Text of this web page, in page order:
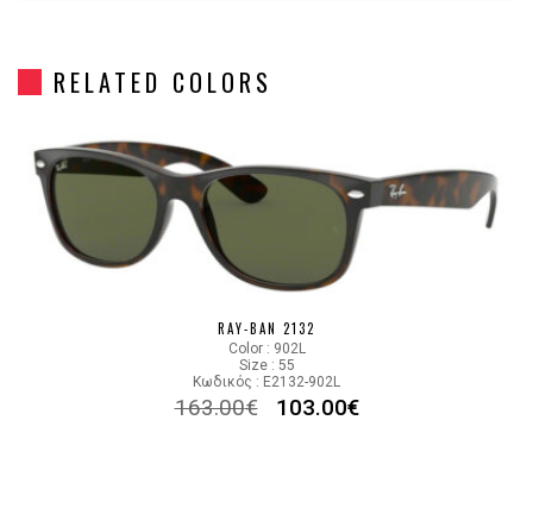
Material Κοκκάλινο
Color
Lens Color POLARIZED GREEN
Color code 622/58
RELATED COLORS
RAY-BAN 2132
Color : 902L
Size : 55
Κωδικός : E2132-902L
163.00€ 103.00€